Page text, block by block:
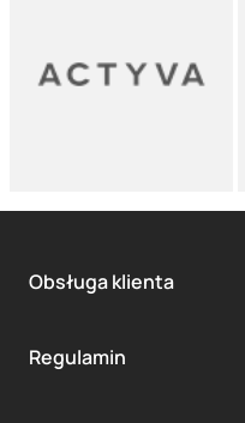
Obsługa klienta
Regulamin